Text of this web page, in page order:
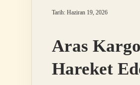
Tarih: Haziran 19, 2026
Aras
Hareket